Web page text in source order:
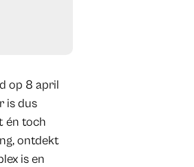
op 8 april
is dus
én toch
ontdekt
is en